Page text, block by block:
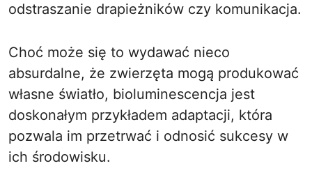
odstraszanie drapieżników czy komunikacja.
Choć może się to wydawać nieco
absurdalne, że zwierzęta mogą produkować
własne światło, bioluminescencja jest
doskonałym przykładem adaptacji, która
pozwala im przetrwać i odnosić sukcesy w
ich środowisku.